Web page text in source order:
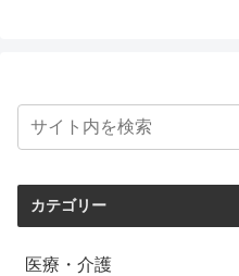
カテゴリー
医療・介護